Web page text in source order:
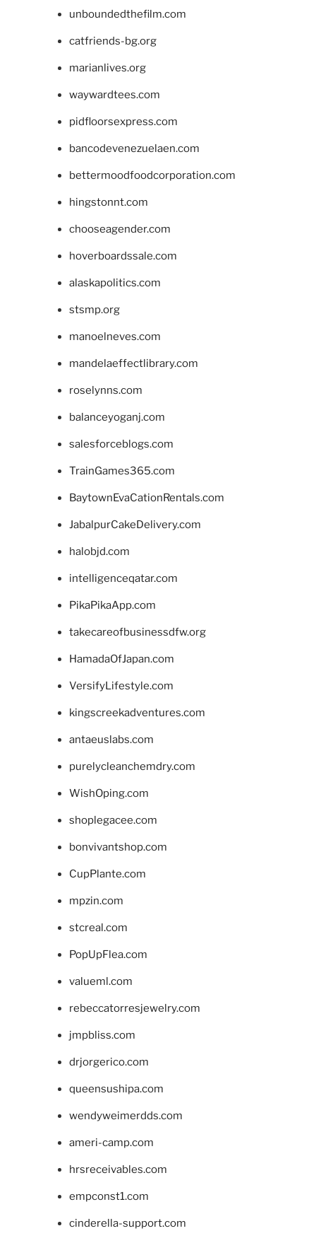
unboundedthefilm.com
catfriends-bg.org
marianlives.org
waywardtees.com
pidfloorsexpress.com
bancodevenezuelaen.com
bettermoodfoodcorporation.com
hingstonnt.com
chooseagender.com
hoverboardssale.com
alaskapolitics.com
stsmp.org
manoelneves.com
mandelaeffectlibrary.com
roselynns.com
balanceyoganj.com
salesforceblogs.com
TrainGames365.com
BaytownEvaCationRentals.com
JabalpurCakeDelivery.com
halobjd.com
intelligenceqatar.com
PikaPikaApp.com
takecareofbusinessdfw.org
HamadaOfJapan.com
VersifyLifestyle.com
kingscreekadventures.com
antaeuslabs.com
purelycleanchemdry.com
WishOping.com
shoplegacee.com
bonvivantshop.com
CupPlante.com
mpzin.com
stcreal.com
PopUpFlea.com
valueml.com
rebeccatorresjewelry.com
jmpbliss.com
drjorgerico.com
queensushipa.com
wendyweimerdds.com
ameri-camp.com
hrsreceivables.com
empconst1.com
cinderella-support.com